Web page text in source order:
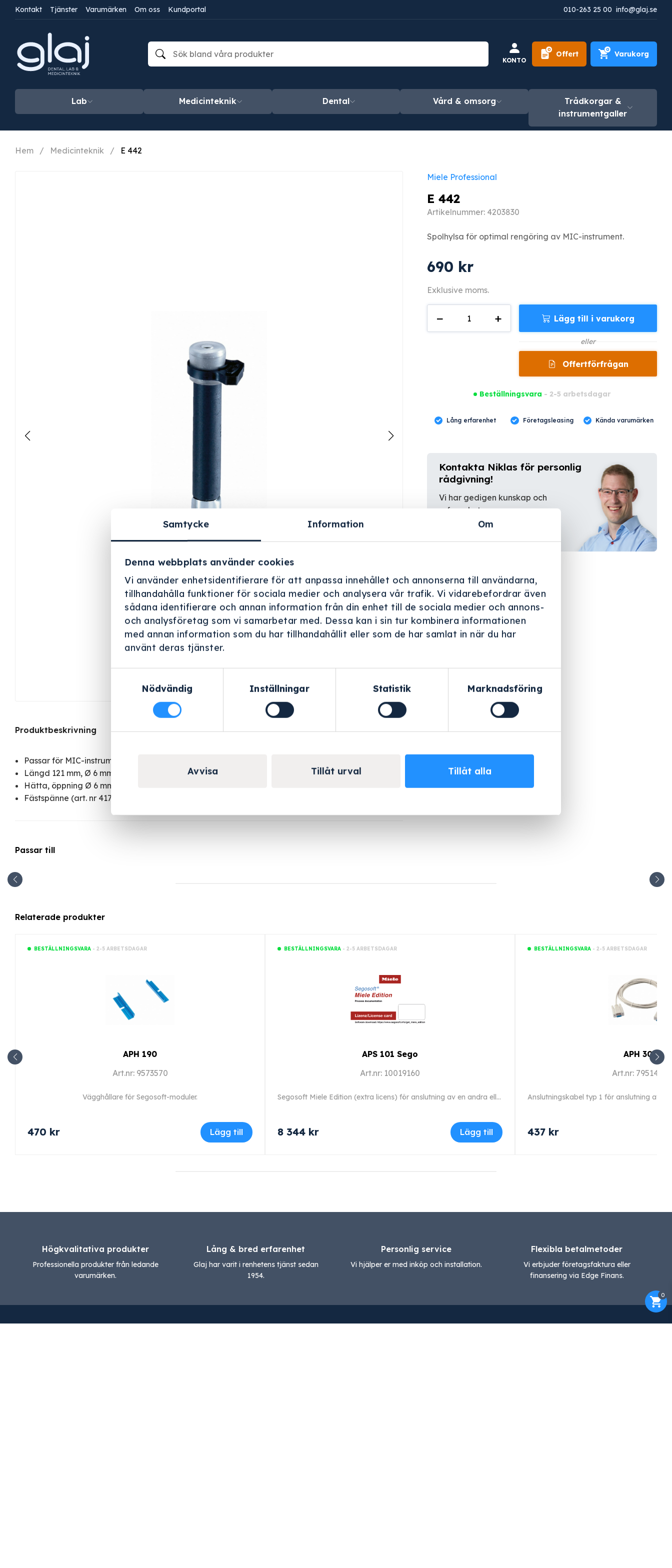
Samtycke Information Om
Denna webbplats använder cookies
Vi använder enhetsidentifierare för att anpassa innehållet och annonserna till användarna,
tillhandahålla funktioner för sociala medier och analysera vår trafik. Vi vidarebefordrar även
sådana identifierare och annan information från din enhet till de sociala medier och annons-
och analysföretag som vi samarbetar med. Dessa kan i sin tur kombinera informationen
med annan information som du har tillhandahållit eller som de har samlat in när du har
använt deras tjänster.
Nödvändig
Inställningar Statistik Marknadsföring
Avvisa Tillåt urval Tillåt alla
Kontakt Tjänster Varumärken Om oss Kundportal 010-263 25 00 info@glaj.se
KONTO
0
Offert
0
Varukorg
Lab Medicinteknik Dental Vård & omsorg
Trådkorgar &
instrumentgaller
Hem / Medicinteknik / E 442
Helskärm
Miele Professional
E 442
Artikelnummer: 4203830
Spolhylsa för optimal rengöring av MIC-instrument.
690 kr
Exklusive moms.
−
442
mängd
+ Lägg till i varukorg
eller
Offertförfrågan
Beställningsvara - 2-5 arbetsdagar
Lång erfarenhet Företagsleasing Kända varumärken
Kontakta Niklas för personlig
rådgivning!
Vi har gedigen kunskap och
erfarenhet.
Produktbeskrivning
Passar för MIC-instrument med Ø 4 – 8 mm, fastskruvbar
Längd 121 mm, Ø 6 mm
Hätta, öppning Ø 6 mm
Fästspänne (art. nr 4174850)
Passar till
Relaterade produkter
BESTÄLLNINGSVARA- 2-5 ARBETSDAGAR
APH 190
Art.nr: 9573570
Vägghållare för Segosoft-moduler.
470 kr Lägg till
BESTÄLLNINGSVARA- 2-5 ARBETSDAGAR
APS 101 Sego
Art.nr: 10019160
Segosoft Miele Edition (extra licens) för anslutning av en andra eller ytterligare maskin.
8 344 kr Lägg till
BESTÄLLNINGSVARA- 2-5 ARBETSDAGAR
APH 301
Art.nr: 7951420
437 kr
Högkvalitativa produkter
Professionella produkter från ledande
varumärken.
Lång & bred erfarenhet
Glaj har varit i renhetens tjänst sedan
1954.
Personlig service
Vi hjälper er med inköp och installation.
Flexibla betalmetoder
Vi erbjuder företagsfaktura eller
finansering via Edge Finans.
0